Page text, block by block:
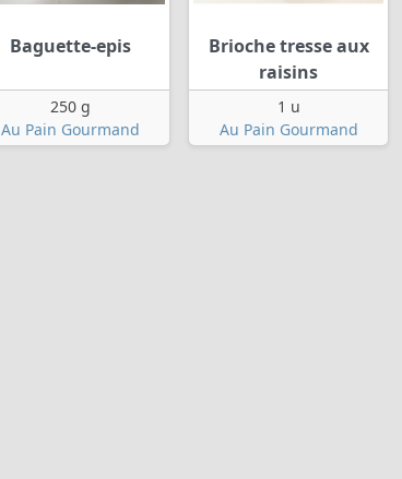
Baguette-epis
250 g
Au Pain Gourmand
Brioche tresse aux
raisins
1 u
Au Pain Gourmand